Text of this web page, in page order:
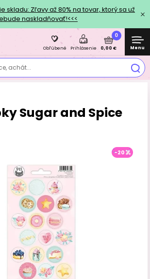
skladu: Zľavy až 80% na tovar, ktorý sa už
naskladňovať!<<<
achát...
Obľúbené Prihlásenie
0
0,00 € Menu
Sugar and Spice
-20